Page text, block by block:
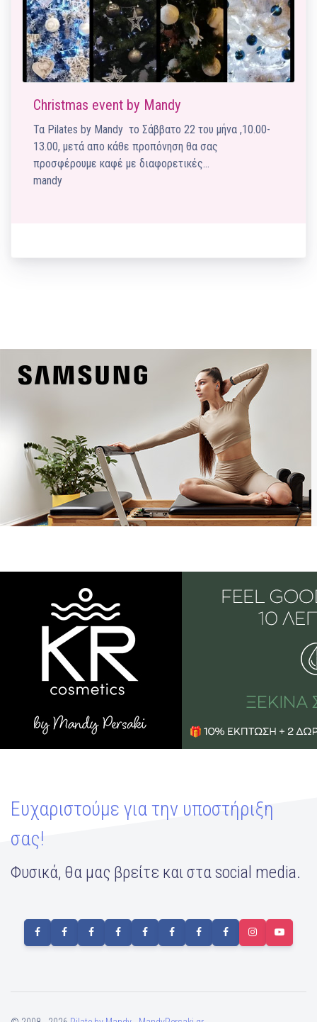
Christmas event by Mandy
Τα Pilates by Mandy το Σάββατο 22 του μήνα ,10.00-
13.00, μετά απο κάθε προπόνηση θα σας
προσφέρουμε καφέ με διαφορετικές…
mandy
Ευχαριστούμε για την υποστήριξη
σας!
Φυσικά, θα μας βρείτε και στα social media.